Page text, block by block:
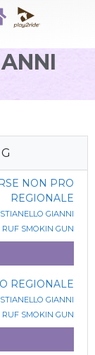
NON PRO
REGIONALE
GIANNI
RUF SMOKIN GUN
REGIONALE
GIANNI
RUF SMOKIN GUN